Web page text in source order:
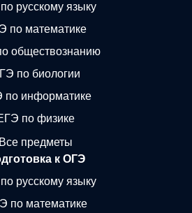
русскому языку
по математике
обществознанию
по биологии
по информатике
по физике
Все предметы
к ОГЭ
русскому языку
по математике